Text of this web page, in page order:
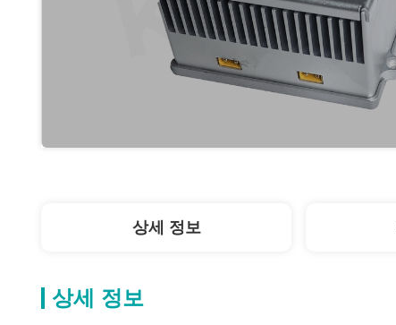
상세 정보
상세 정보